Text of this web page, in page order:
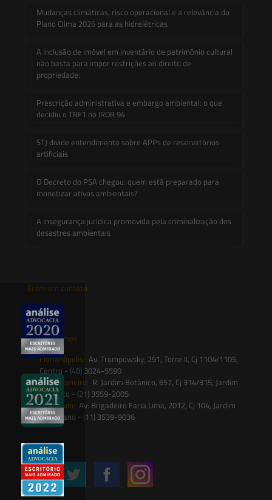
Mudanças climáticas, risco operacional e a relevância do
Plano Clima 2026 para as hidrelétricas
A inclusão de imóvel em inventário de patrimônio cultural
não basta para impor restrições ao direito de
propriedade:
Prescrição administrativa e embargo ambiental: o que
decidiu o TRF1 no IRDR 94
STJ divide entendimento sobre APPs de reservatórios
artificiais
O Decreto do PSA chegou: quem está preparado para
monetizar ativos ambientais?
A insegurança jurídica promovida pela criminalização dos
desastres ambientais
Entre em contato
contato@saesadvogados.com.br
Onde estamos
Florianópolis: Av. Trompowsky, 291, Torre II, Cj 1104/1105,
Centro - (48) 3024-5590
Rio de Janeiro: R. Jardim Botânico, 657, Cj 314/315, Jardim
Botânico - (21) 3559-2005
São Paulo: Av. Brigadeiro Faria Lima, 2012, Cj 104, Jardim
Paulistano - (11) 3539-9036
Siga-nos